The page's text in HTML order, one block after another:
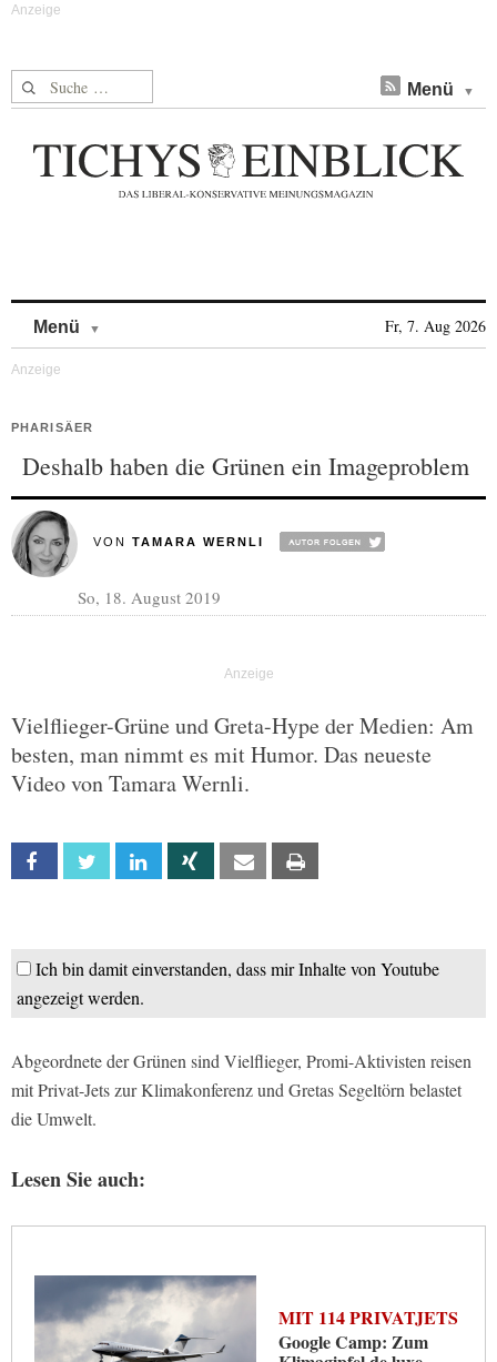
Suche nach: Menü
Menü Fr, 7. Aug 2026
PHARISÄER
Deshalb haben die Grünen ein Imageproblem
VON TAMARA WERNLI
So, 18. August 2019
Vielflieger-Grüne und Greta-Hype der Medien: Am
besten, man nimmt es mit Humor. Das neueste
Video von Tamara Wernli.
Facebook Twitter Linkedin Xing Email
Ich bin damit einverstanden, dass mir Inhalte von Youtube
angezeigt werden.
Abgeordnete der Grünen sind Vielflieger, Promi-Aktivisten reisen
mit Privat-Jets zur Klimakonferenz und Gretas Segeltörn belastet
die Umwelt.
Lesen Sie auch:
MIT 114 PRIVATJETS
Google Camp: Zum